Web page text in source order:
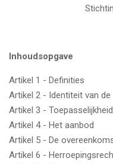
Inhoudsopgave
Artikel 1 - Definities
Artikel 2 - Identiteit van
Artikel 3 - Toepasselijkheid
Artikel 4 - Het aanbod
Artikel 5 - De
Artikel 6 -